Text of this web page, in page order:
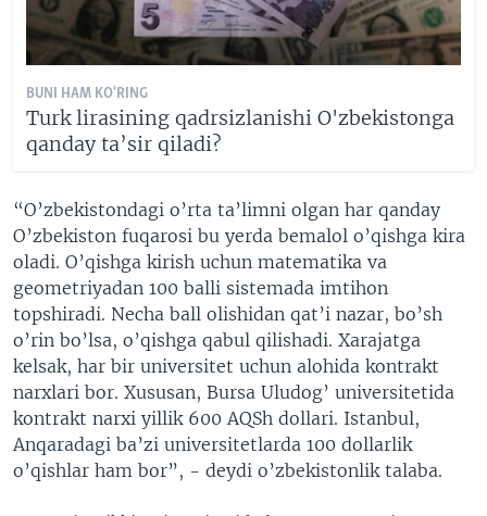
BUNI HAM KO'RING
Turk lirasining qadrsizlanishi O'zbekistonga
qanday ta’sir qiladi?
“O’zbekistondagi o’rta ta’limni olgan har qanday
O’zbekiston fuqarosi bu yerda bemalol o’qishga kira
oladi. O’qishga kirish uchun matematika va
geometriyadan 100 balli sistemada imtihon
topshiradi. Necha ball olishidan qat’i nazar, bo’sh
o’rin bo’lsa, o’qishga qabul qilishadi. Xarajatga
kelsak, har bir universitet uchun alohida kontrakt
narxlari bor. Xususan, Bursa Uludog’ universitetida
kontrakt narxi yillik 600 AQSh dollari. Istanbul,
Anqaradagi ba’zi universitetlarda 100 dollarlik
o’qishlar ham bor”, - deydi o’zbekistonlik talaba.